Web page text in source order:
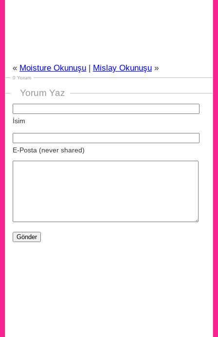
« Moisture Okunuşu | Mislay Okunuşu »
0 Yorum
Yorum Yaz
İsim
E-Posta (never shared)